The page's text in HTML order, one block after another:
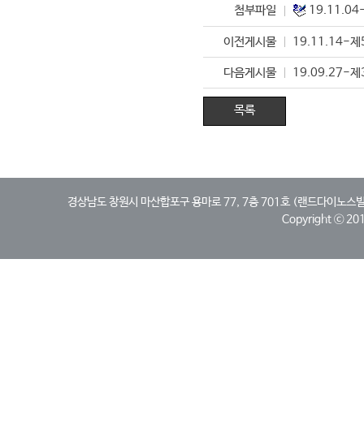
첨부파일 19.11.04-
이전게시물 19.11.14-제
다음게시물 19.09.27-제3
목록
경상남도 창원시 마산합포구 용마로 77, 7층 701호 (랜드다
Copyright ⓒ